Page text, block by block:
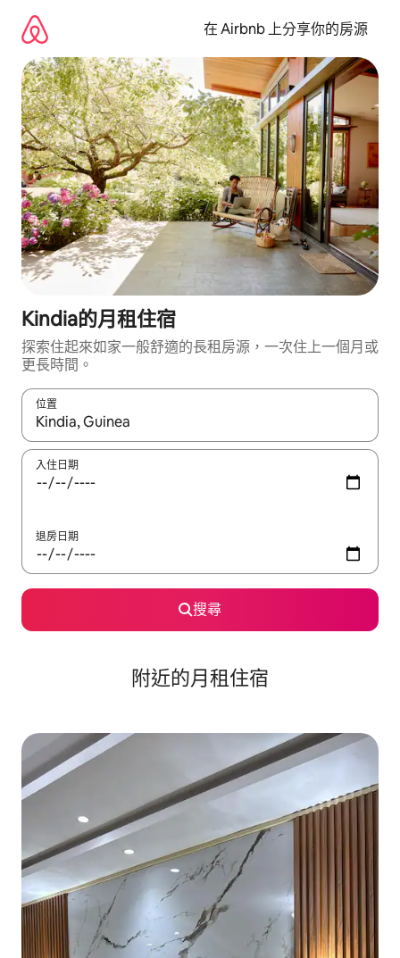
在 Airbnb 上分享你的房源
Kindia的月租住宿
探索住起來如家一般舒適的長租房源，一次住上一個月或
更長時間。
位置
如有搜尋結果，瀏覽內容時請使用上下箭頭，或輕點、滑動裝置。
入住日期
退房日期
搜尋
附近的月租住宿